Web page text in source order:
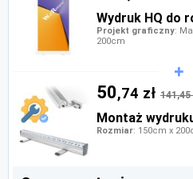
Wydruk HQ do
Projekt graficzny:
200cm
50,74 zł 141,45
Montaż
Rozmiar: 150cm x